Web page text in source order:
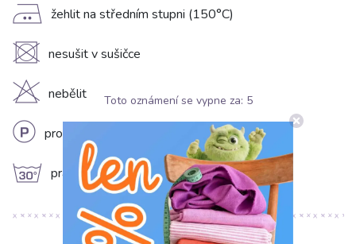
E žehlit na středním stupni (150°C)
U nesušit v sušičce
H nebělit
L profesionální chemické čištění
g prát na 30°C
Toto oznámení se vypne za: 5